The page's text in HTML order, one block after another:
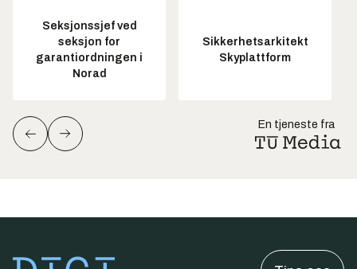
Seksjonssjef ved
seksjon for
garantiordningen i
Norad
Sikkerhetsarkitekt
Skyplattform
En tjeneste fra